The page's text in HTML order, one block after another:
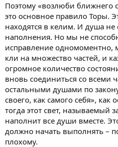
Поэтому «возлюби ближнего
это основное правило Торы.
находятся в келим. И душа не
наполнения. Но мы не
исправление одномоментно,
кли на множество частей, и
огромное количество
вновь соединиться со всеми
остальными душами по
своего, как самого себя»,
тогда этот свет, называемый
наполнит все души вместе.
должно начать выполнять –
плохому.